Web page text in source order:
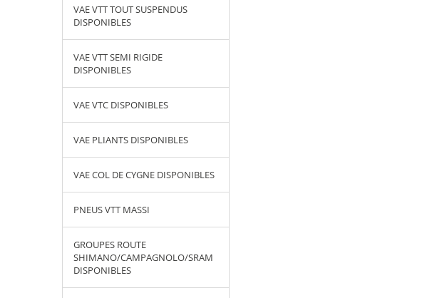
VAE VTT TOUT SUSPENDUS
DISPONIBLES
VAE VTT SEMI RIGIDE
DISPONIBLES
VAE VTC DISPONIBLES
VAE PLIANTS DISPONIBLES
VAE COL DE CYGNE DISPONIBLES
PNEUS VTT MASSI
GROUPES ROUTE
SHIMANO/CAMPAGNOLO/SRAM
DISPONIBLES